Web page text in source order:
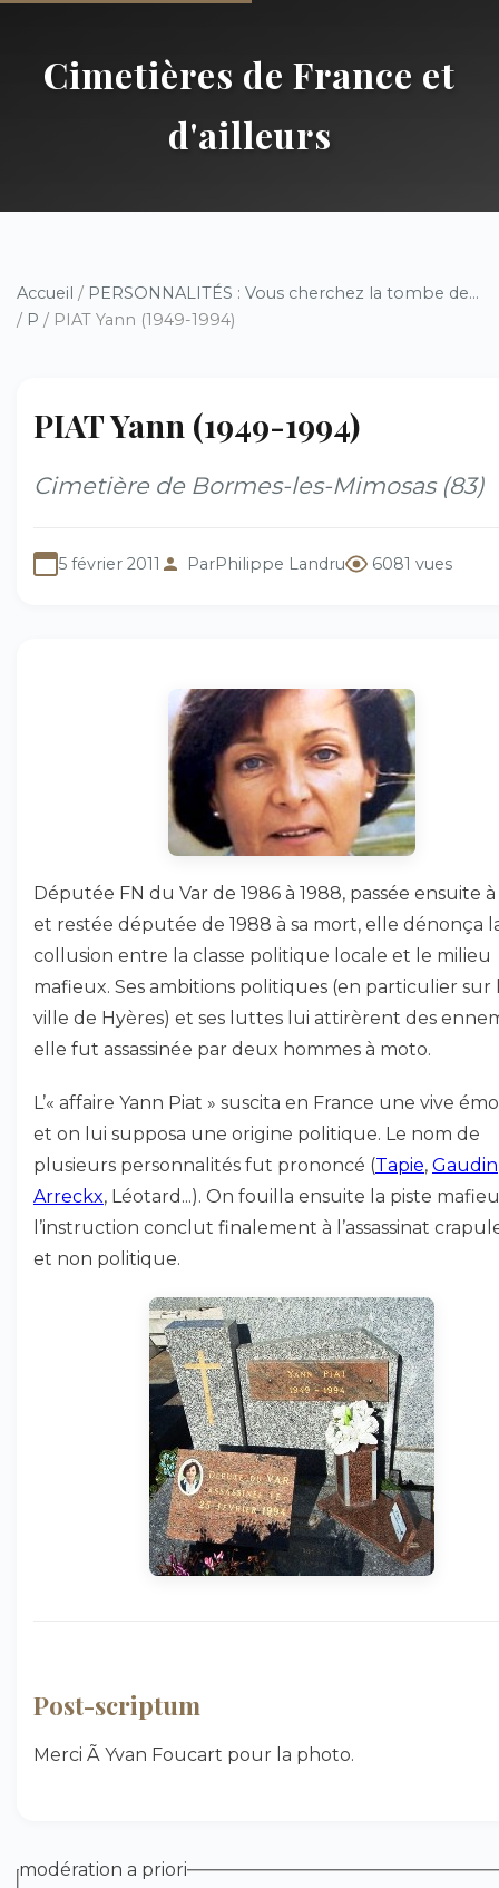
Cimetières de France et
d'ailleurs
Accueil / PERSONNALITÉS : Vous cherchez la tombe de...
/ P / PIAT Yann (1949-1994)
PIAT Yann (1949-1994)
Cimetière de Bormes-les-Mimosas (83)
5 février 2011 ParPhilippe Landru 6081 vues
Députée FN du Var de 1986 à 1988, passée ensuite à
et restée députée de 1988 à sa mort, elle dénonça
collusion entre la classe politique locale et le milieu
mafieux. Ses ambitions politiques (en particulier sur
ville de Hyères) et ses luttes lui attirèrent des
elle fut assassinée par deux hommes à moto.
L’« affaire Yann Piat » suscita en France une vive
et on lui supposa une origine politique. Le nom de
plusieurs personnalités fut prononcé (Tapie, Gaudin
Arreckx, Léotard...). On fouilla ensuite la piste
l’instruction conclut finalement à l’assassinat
et non politique.
Post-scriptum
Merci Ã Yvan Foucart pour la photo.
modération a priori